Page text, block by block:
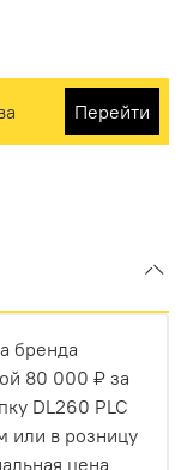
Перейти
бренда
80 000 ₽ за
DL260 PLC
или в розницу
цена